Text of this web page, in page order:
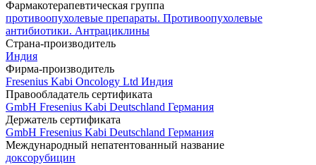
Фармакотерапевтическая группа
противоопухолевые препараты. Противоопухолевые
антибиотики. Антрациклины
Страна-производитель
Индия
Фирма-производитель
Fresenius Kabi Oncology Ltd Индия
Правообладатель сертификата
GmbH Fresenius Kabi Deutschland Германия
Держатель сертификата
GmbH Fresenius Kabi Deutschland Германия
Международный непатентованный название
доксорубицин